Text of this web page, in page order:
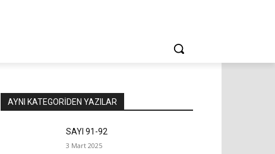
AYNI KATEGORIDEN YAZILAR
SAYI 91-92
3 Mart 2025